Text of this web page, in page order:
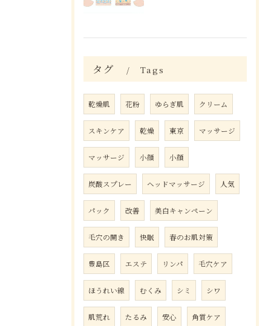
タグ Tags
乾燥肌 花粉 ゆらぎ肌 クリーム
スキンケア 乾燥 東京 マッサージ
マッサージ 小顔 小顔
炭酸スプレー ヘッドマッサージ 人気
パック 改善 美白キャンペーン
毛穴の開き 快眠 春のお肌対策
豊島区 エステ リンパ 毛穴ケア
ほうれい線 むくみ シミ シワ
肌荒れ たるみ 安心 角質ケア